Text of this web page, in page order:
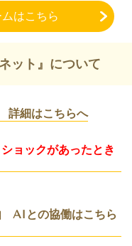
はこちら
ット』について
詳細はこちらへ
ョックがあったとき
AIとの協働はこちら